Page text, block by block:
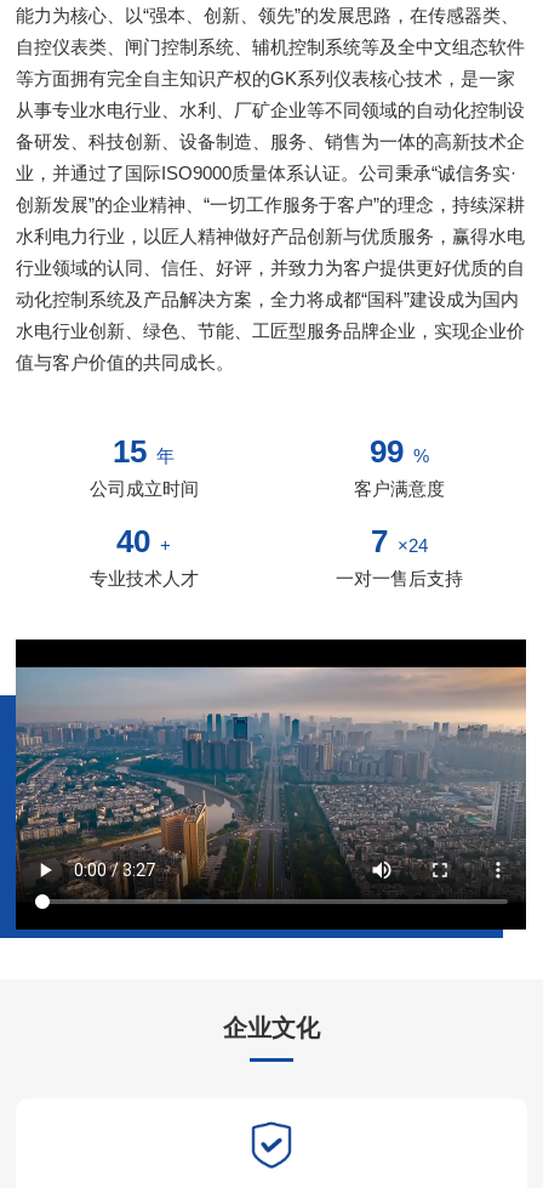
能力为核心、以“强本、创新、领先”的发展思路，在传感器类、
自控仪表类、闸门控制系统、辅机控制系统等及全中文组态软件
等方面拥有完全自主知识产权的GK系列仪表核心技术，是一家
从事专业水电行业、水利、厂矿企业等不同领域的自动化控制设
备研发、科技创新、设备制造、服务、销售为一体的高新技术企
业，并通过了国际ISO9000质量体系认证。公司秉承“诚信务实·
创新发展”的企业精神、“一切工作服务于客户”的理念，持续深耕
水利电力行业，以匠人精神做好产品创新与优质服务，赢得水电
行业领域的认同、信任、好评，并致力为客户提供更好优质的自
动化控制系统及产品解决方案，全力将成都“国科”建设成为国内
水电行业创新、绿色、节能、工匠型服务品牌企业，实现企业价
值与客户价值的共同成长。
15 年
公司成立时间
99 %
客户满意度
40 +
专业技术人才
7 ×24
一对一售后支持
企业文化